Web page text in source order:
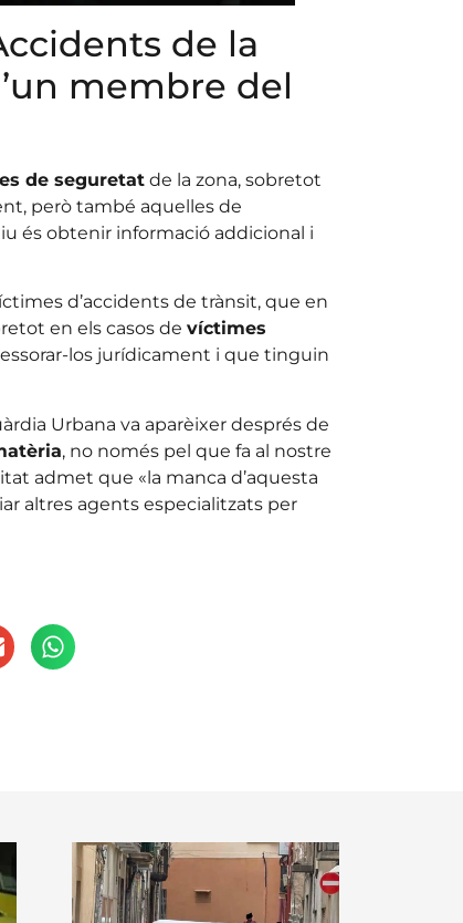
de la
membre del
de seguretatde la zona, sobretot
però també aquelles de
és obtenir informació addicional i
d’accidents de trànsit, que en
en els casos de víctimes
los jurídicament i que tinguin
Urbana va aparèixer després de
, no només pel que fa al nostre
admet que «la manca d’aquesta
altres agents especialitzats per